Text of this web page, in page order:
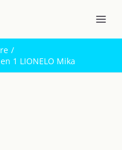
1 LIONELO Mika